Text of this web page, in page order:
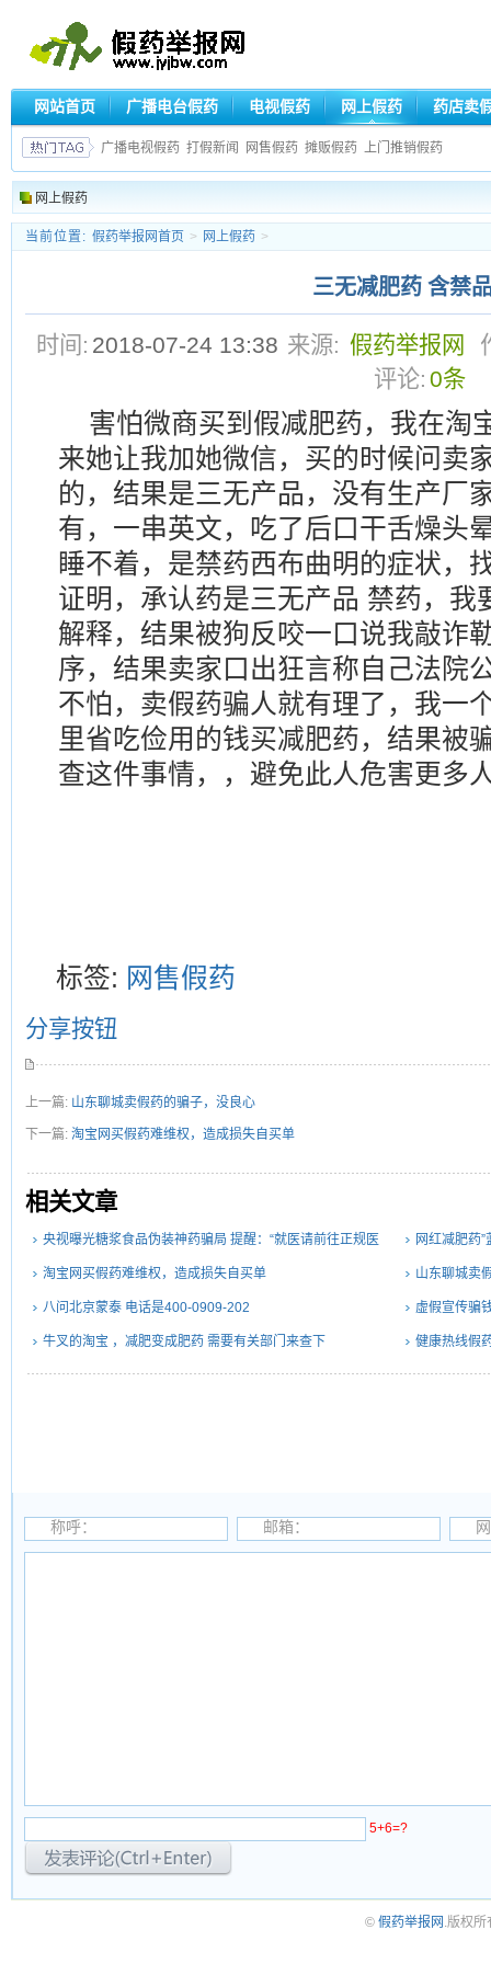
网站首页 广播电台假药 电视假药 网上假药 药店卖
广播电视假药 打假新闻 网售假药 摊贩假药 上门推销假药
网上假药
当前位置: 假药举报网首页 > 网上假药 >
三无减肥药 含禁
时间: 2018-07-24 13:38 来源: 假药举报网
评论: 0条
害怕微商买到假减肥药，我在淘
来她让我加她微信，买的时候问卖
的，结果是三无产品，没有生产厂
有，一串英文，吃了后口干舌燥头
睡不着，是禁药西布曲明的症状，
证明，承认药是三无产品 禁药，我
解释，结果被狗反咬一口说我敲诈
序，结果卖家口出狂言称自己法院
不怕，卖假药骗人就有理了，我一
里省吃俭用的钱买减肥药，结果被
查这件事情，，避免此人危害更多
标签: 网售假药
分享按钮
上一篇: 山东聊城卖假药的骗子，没良心
下一篇: 淘宝网买假药难维权，造成损失自买单
相关文章
央视曝光糖浆食品伪装神药骗局 提醒：“就医请前往正规医
院”
网红减肥药
淘宝网买假药难维权，造成损失自买单 山东聊城卖
八问北京蒙泰 电话是400-0909-202 虚假宣传骗
牛叉的淘宝 ，减肥变成肥药 需要有关部门来查下 健康热线假
称呼： 邮箱：
5+6=?
© 假药举报网 .版权